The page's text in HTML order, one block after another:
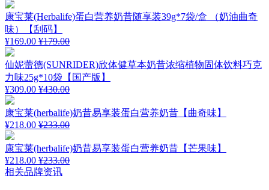
康宝莱(Herbalife)蛋白营养奶昔随享装39g*7袋/盒 （奶油曲奇
味）【刮码】
¥169.00 ¥179.00
仙妮蕾德(SUNRIDER)欣体健草本奶昔浓缩植物固体饮料巧克
力味25g*10袋【国产版】
¥309.00 ¥430.00
康宝莱(herbalife)奶昔易享装蛋白营养奶昔【曲奇味】
¥218.00 ¥233.00
康宝莱(herbalife)奶昔易享装蛋白营养奶昔【芒果味】
¥218.00 ¥233.00
相关品牌资讯